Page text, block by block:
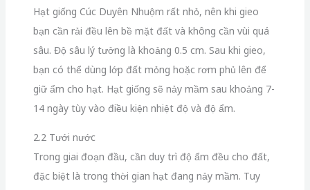
Hạt giống Cúc Duyên Nhuộm rất nhỏ, nên khi gieo
bạn cần rải đều lên bề mặt đất và không cần vùi quá
sâu. Độ sâu lý tưởng là khoảng 0.5 cm. Sau khi gieo,
bạn có thể dùng lớp đất mỏng hoặc rơm phủ lên để
giữ ẩm cho hạt. Hạt giống sẽ nảy mầm sau khoảng 7-
14 ngày tùy vào điều kiện nhiệt độ và độ ẩm.
2.2 Tưới nước
Trong giai đoạn đầu, cần duy trì độ ẩm đều cho đất,
đặc biệt là trong thời gian hạt đang nảy mầm. Tuy